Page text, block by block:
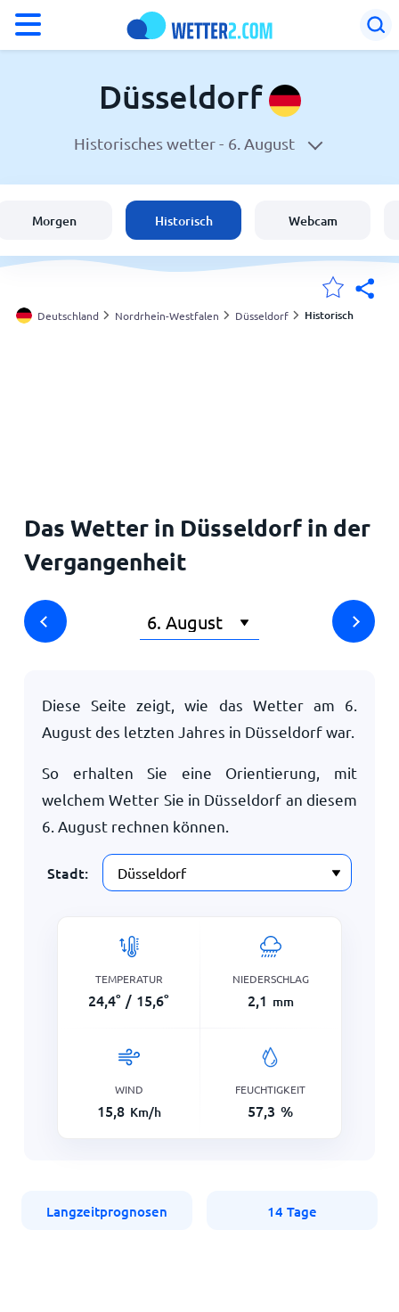
Wetter in Düsseldorf
Schweiz
Österreich
Düsseldorf
Historisches wetter - 6. August
Morgen Historisch Webcam
Deutschland Nordrhein-Westfalen Düsseldorf Historisch
Das Wetter in Düsseldorf in der
Vergangenheit
Diese Seite zeigt, wie das Wetter am 6.
Augustdes letzten Jahres in Düsseldorf war.
So erhalten Sie eine Orientierung, mit
welchem Wetter Sie in Düsseldorf an diesem
6. Augustrechnen können.
Stadt:
TEMPERATUR
24,4° / 15,6°
NIEDERSCHLAG
2,1 mm
WIND
15,8 Km/h
FEUCHTIGKEIT
57,3 %
Langzeitprognosen 14 Tage